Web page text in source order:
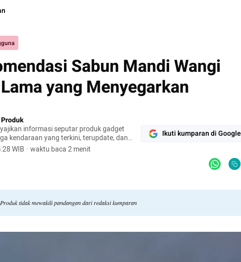
Sabun Mandi Wangi
yang Menyegarkan
informasi seputar produk gadget
kendaraan yang terkini, terupdate, dan
WIB · waktu baca 2 menit
Ikuti kumparan di Google
tidak mewakili pandangan dari redaksi kumparan